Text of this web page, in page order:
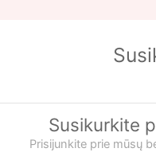
Susikurkite
Prisijunkite prie mūsų